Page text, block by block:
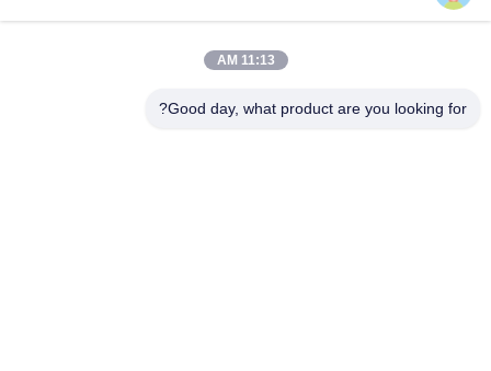
info@gdpowerplus.com
11:13 AM
Good day, what product are you looking for?